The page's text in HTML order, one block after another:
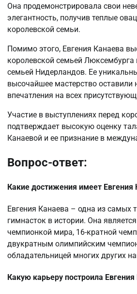
Она продемонстрировала свои
элегантность, получив теплые
королевской семьи.
Помимо этого, Евгения Канаева
королевской семьей Люксембурга
семьей Нидерландов. Ее
высочайшее мастерство
впечатления на всех
Участие в выступлениях перед
подтверждает высокую оценку
Канаевой и ее признание в
Вопрос-ответ:
Какие достижения имеет Евгения
Евгения Канаева – одна из самых
гимнасток в истории. Она
чемпионкой мира, 16-кратной
двукратным олимпийским
обладательницей многих других
Какую карьеру построила